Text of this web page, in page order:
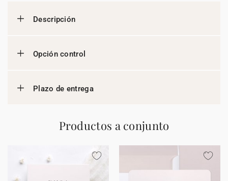
Descripción
Opción control
Plazo de entrega
Productos a conjunto